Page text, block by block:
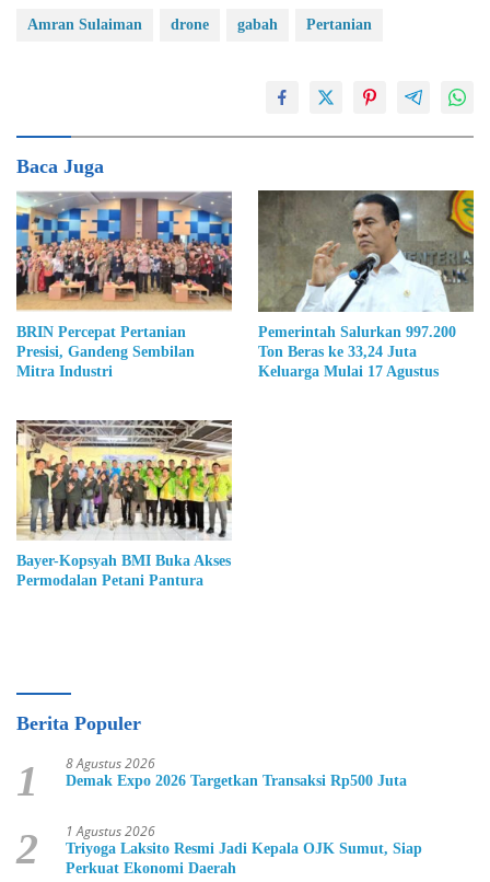
Amran Sulaiman drone gabah Pertanian
Baca Juga
BRIN Percepat Pertanian
Presisi, Gandeng Sembilan
Mitra Industri
Pemerintah Salurkan 997.200
Ton Beras ke 33,24 Juta
Keluarga Mulai 17 Agustus
Bayer-Kopsyah BMI Buka Akses
Permodalan Petani Pantura
Berita Populer
1 8 Agustus 2026
Demak Expo 2026 Targetkan Transaksi Rp500 Juta
2 1 Agustus 2026
Triyoga Laksito Resmi Jadi Kepala OJK Sumut, Siap
Perkuat Ekonomi Daerah